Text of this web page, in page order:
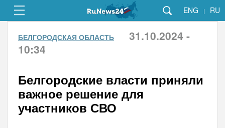
ENG | RU
БЕЛГОРОДСКАЯ ОБЛАСТЬ
31.10.2024 -
10:34
Белгородские власти приняли
важное решение для
участников СВО